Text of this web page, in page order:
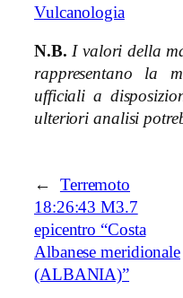
Vulcanologia
N.B. I valori della
rappresentano la
ufficiali a
ulteriori analisi
←
Terremoto
18:26:43 M3.7
epicentro “Costa
Albanese meridionale
(ALBANIA)”